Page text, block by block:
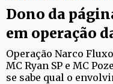
Dono da
em operação
Operação Narco
MC Ryan SP e MC
se sabe qual o